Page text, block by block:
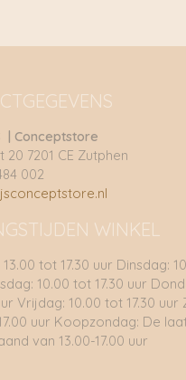
| Conceptstore
20 7201 CE Zutphen
002
WINKEL
tot 17.30 uur Dinsdag:
10.00 tot 17.30 uur
Vrijdag: 10.00 tot 17.30 uur
uur Koopzondag: De
van 13.00-17.00 uur